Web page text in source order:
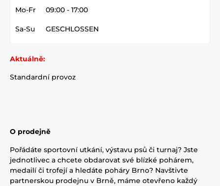
Mo-Fr 09:00 - 17:00
Sa-Su GESCHLOSSEN
Aktuálně:
Standardní provoz
O prodejně
Pořádáte sportovní utkání, výstavu psů či turnaj? Jste
jednotlivec a chcete obdarovat své blízké pohárem,
medailí či trofejí a hledáte poháry Brno? Navštivte
partnerskou prodejnu v Brně, máme otevřeno každý